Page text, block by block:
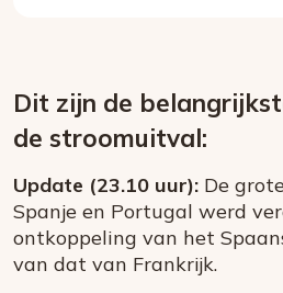
Dit zijn de
de stroomuitval:
Update (23.10 uur): De
Spanje en Portugal werd
ontkoppeling van het
van dat van Frankrijk.